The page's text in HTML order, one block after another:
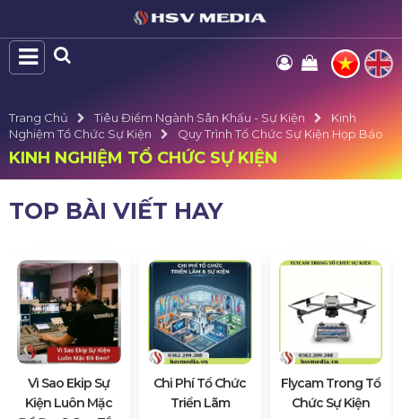
Trang Chủ Tiêu Điểm Ngành Sân Khấu - Sự Kiện
Kinh
Nghiệm Tổ Chức Sự Kiện
Quy Trình Tổ Chức Sự Kiện Họp Báo
KINH NGHIỆM TỔ CHỨC SỰ KIỆN
TOP BÀI VIẾT HAY
Vì Sao Ekip Sự
Kiện Luôn Mặc
Chi Phí Tổ Chức
Triển Lãm
Flycam Trong Tổ
Chức Sự Kiện